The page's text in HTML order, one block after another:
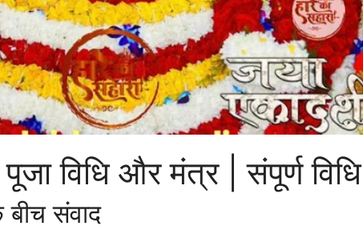
विधि और मंत्र | संपूर्ण विधि
संवाद